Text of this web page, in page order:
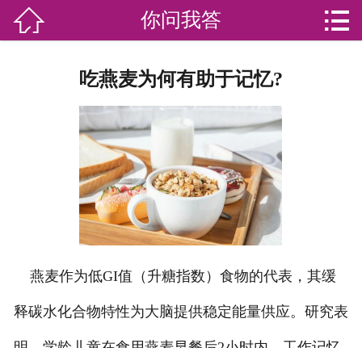
加盟苏家联
荣誉资质
家政资讯
你问我答
关于我们
 你问我答 
吃燕麦为何有助于记忆?
燕麦作为低GI值（升糖指数）食物的代表，其缓
释碳水化合物特性为大脑提供稳定能量供应。研究表